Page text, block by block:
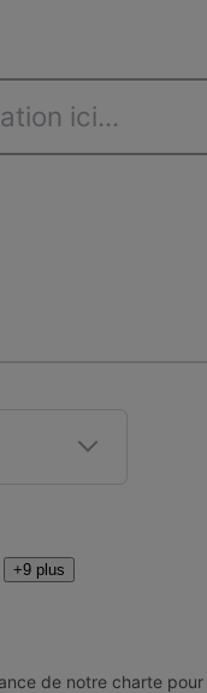
+9 plus
de notre charte